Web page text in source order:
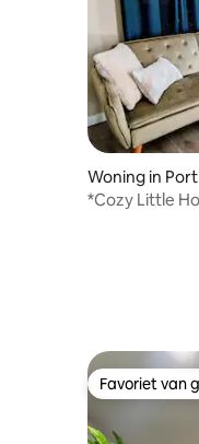
Woning in
*Cozy Little
Favoriet van
Favoriet van